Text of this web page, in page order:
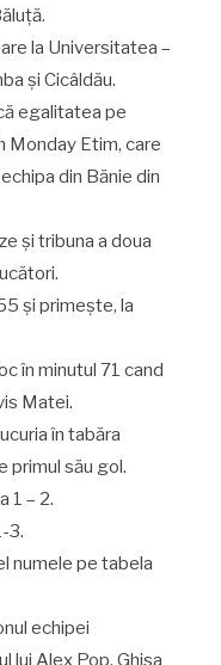
la Universitatea –
și Cicâldău.
egalitatea pe
Monday Etim, care
din Bănie din
și tribuna a doua
și primește, la
în minutul 71 cand
Matei.
în tabăra
primul său gol.
1 – 2.
3.
numele pe tabela
echipei
lui Alex Pop. Ghisa